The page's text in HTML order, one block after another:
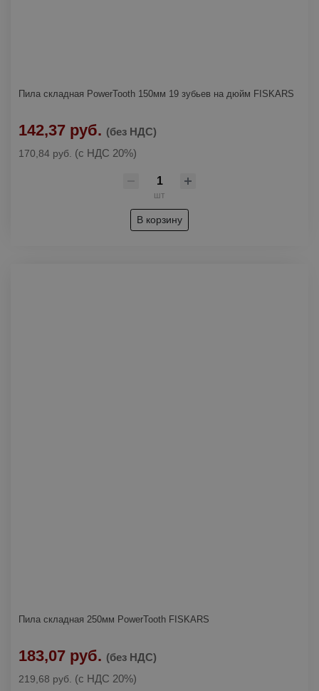
Пила складная PowerTooth 150мм 19 зубьев на дюйм FISKARS
142,37 руб. (без НДС)
170,84 руб. (с НДС 20%)
шт
В корзину
Пила складная 250мм PowerTooth FISKARS
183,07 руб. (без НДС)
219,68 руб. (с НДС 20%)